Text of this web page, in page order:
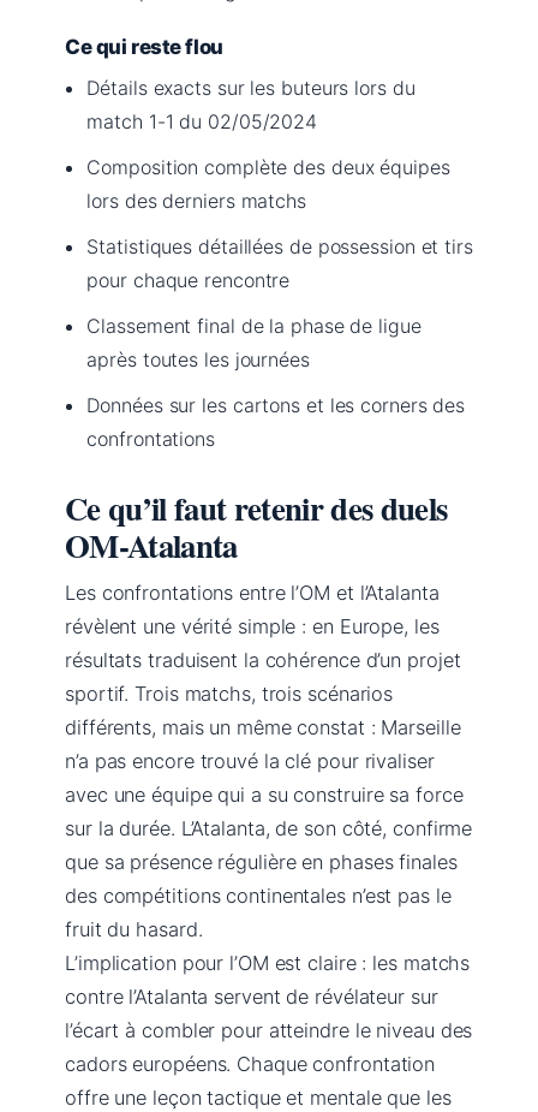
Ce qui reste flou
Détails exacts sur les buteurs lors du
match 1-1 du 02/05/2024
Composition complète des deux équipes
lors des derniers matchs
Statistiques détaillées de possession et tirs
pour chaque rencontre
Classement final de la phase de ligue
après toutes les journées
Données sur les cartons et les corners des
confrontations
Ce qu’il faut retenir des duels
OM-Atalanta
Les confrontations entre l’OM et l’Atalanta
révèlent une vérité simple : en Europe, les
résultats traduisent la cohérence d’un projet
sportif. Trois matchs, trois scénarios
différents, mais un même constat : Marseille
n’a pas encore trouvé la clé pour rivaliser
avec une équipe qui a su construire sa force
sur la durée. L’Atalanta, de son côté, confirme
que sa présence régulière en phases finales
des compétitions continentales n’est pas le
fruit du hasard.
L’implication pour l’OM est claire : les matchs
contre l’Atalanta servent de révélateur sur
l’écart à combler pour atteindre le niveau des
cadors européens. Chaque confrontation
offre une leçon tactique et mentale que les